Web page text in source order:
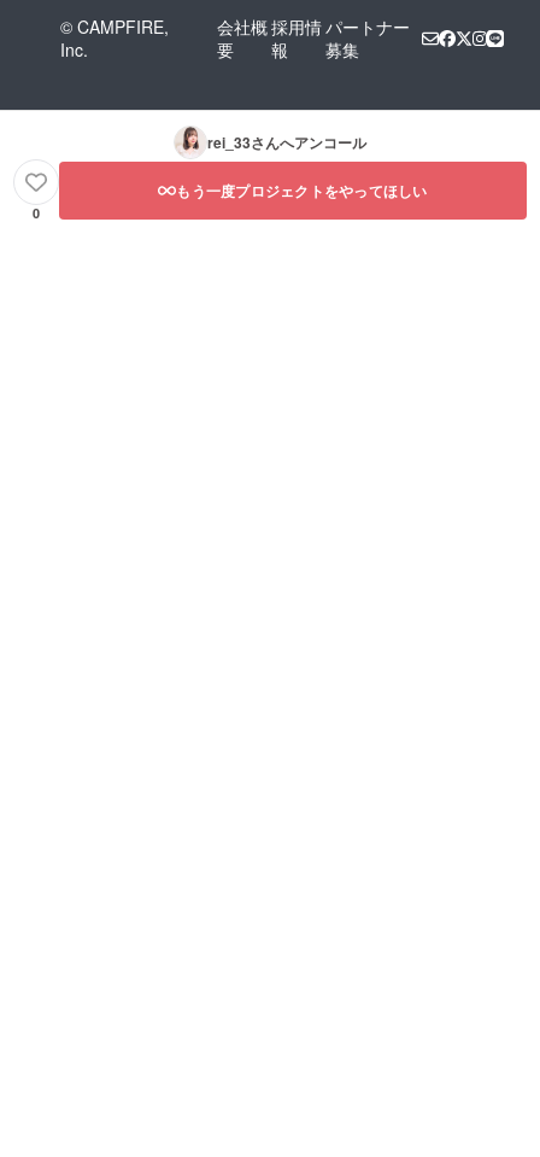
© CAMPFIRE,
Inc.
会社概
要
採用情
報
パートナー
募集
rei_33さんへアンコール
0
もう一度プロジェクトをやってほしい